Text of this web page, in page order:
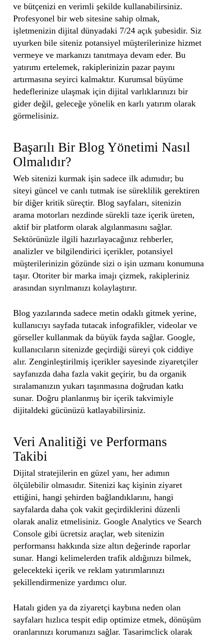
ve bütçenizi en verimli şekilde kullanabilirsiniz.
Profesyonel bir web sitesine sahip olmak,
işletmenizin dijital dünyadaki 7/24 açık şubesidir. Siz
uyurken bile siteniz potansiyel müşterilerinize hizmet
vermeye ve markanızı tanıtmaya devam eder. Bu
yatırımı ertelemek, rakiplerinizin pazar payını
artırmasına seyirci kalmaktır. Kurumsal büyüme
hedeflerinize ulaşmak için dijital varlıklarınızı bir
gider değil, geleceğe yönelik en karlı yatırım olarak
görmelisiniz.
Başarılı Bir Blog Yönetimi Nasıl
Olmalıdır?
Web sitenizi kurmak işin sadece ilk adımıdır; bu
siteyi güncel ve canlı tutmak ise süreklilik gerektiren
bir diğer kritik süreçtir. Blog sayfaları, sitenizin
arama motorları nezdinde sürekli taze içerik üreten,
aktif bir platform olarak algılanmasını sağlar.
Sektörünüzle ilgili hazırlayacağınız rehberler,
analizler ve bilgilendirici içerikler, potansiyel
müşterilerinizin gözünde sizi o işin uzmanı konumuna
taşır. Otoriter bir marka imajı çizmek, rakipleriniz
arasından sıyrılmanızı kolaylaştırır.
Blog yazılarında sadece metin odaklı gitmek yerine,
kullanıcıyı sayfada tutacak infografikler, videolar ve
görseller kullanmak da büyük fayda sağlar. Google,
kullanıcıların sitenizde geçirdiği süreyi çok ciddiye
alır. Zenginleştirilmiş içerikler sayesinde ziyaretçiler
sayfanızda daha fazla vakit geçirir, bu da organik
sıralamanızın yukarı taşınmasına doğrudan katkı
sunar. Doğru planlanmış bir içerik takvimiyle
dijitaldeki gücünüzü katlayabilirsiniz.
Veri Analitiği ve Performans
Takibi
Dijital stratejilerin en güzel yanı, her adımın
ölçülebilir olmasıdır. Sitenizi kaç kişinin ziyaret
ettiğini, hangi şehirden bağlandıklarını, hangi
sayfalarda daha çok vakit geçirdiklerini düzenli
olarak analiz etmelisiniz. Google Analytics ve Search
Console gibi ücretsiz araçlar, web sitenizin
performansı hakkında size altın değerinde raporlar
sunar. Hangi kelimelerden trafik aldığınızı bilmek,
gelecekteki içerik ve reklam yatırımlarınızı
şekillendirmenize yardımcı olur.
Hatalı giden ya da ziyaretçi kaybına neden olan
sayfaları hızlıca tespit edip optimize etmek, dönüşüm
oranlarınızı korumanızı sağlar. Tasarimclick olarak